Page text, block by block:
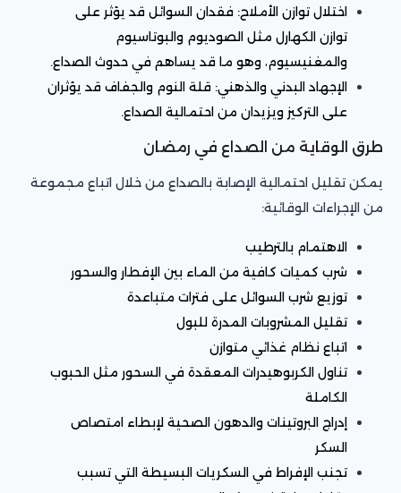
اختلال توازن الأملاح: فقدان السوائل قد يؤثر على
توازن الكهارل مثل الصوديوم والبوتاسيوم
والمغنيسيوم، وهو ما قد يساهم في حدوث الصداع.
الإجهاد البدني والذهني: قلة النوم والجفاف قد يؤثران
على التركيز ويزيدان من احتمالية الصداع.
طرق الوقاية من الصداع في رمضان
يمكن تقليل احتمالية الإصابة بالصداع من خلال اتباع مجموعة
من الإجراءات الوقائية:
الاهتمام بالترطيب
شرب كميات كافية من الماء بين الإفطار والسحور
توزيع شرب السوائل على فترات متباعدة
تقليل المشروبات المدرة للبول
اتباع نظام غذائي متوازن
تناول الكربوهيدرات المعقدة في السحور مثل الحبوب
الكاملة
إدراج البروتينات والدهون الصحية لإبطاء امتصاص
السكر
تجنب الإفراط في السكريات البسيطة التي تسبب